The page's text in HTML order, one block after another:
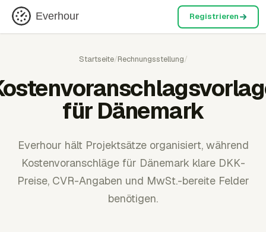
Everhour Registrieren
Startseite/Rechnungsstellung/
für Dänemark
Everhour hält Projektsätze organisiert, während
Kostenvoranschläge für Dänemark klare DKK-
Preise, CVR-Angaben und MwSt.-bereite Felder
benötigen.